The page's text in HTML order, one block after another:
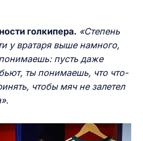
голкипера. «Степень
у вратаря выше намного,
пусть даже
ты понимаешь, что что-
чтобы мяч не залетел